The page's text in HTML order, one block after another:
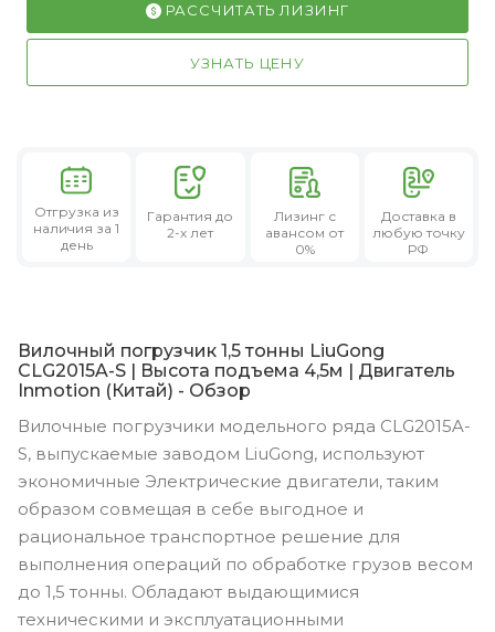
РАССЧИТАТЬ ЛИЗИНГ
УЗНАТЬ ЦЕНУ
Отгрузка из
наличия за 1
день
Гарантия до
2-х лет
Лизингс
авансом от
0%
Доставка в
любую точку
РФ
Вилочный погрузчик 1,5 тонны LiuGong
CLG2015A-S | Высота подъема 4,5м | Двигатель
Inmotion (Китай) - Обзор
Вилочные погрузчики модельного ряда CLG2015A-
S, выпускаемые заводом LiuGong, используют
экономичные Электрические двигатели, таким
образом совмещая в себе выгодное и
рациональное транспортное решение для
выполнения операций по обработке грузов весом
до 1,5 тонны. Обладают выдающимися
техническими и эксплуатационными